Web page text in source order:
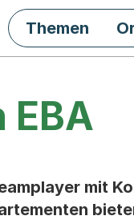
Themen
mit